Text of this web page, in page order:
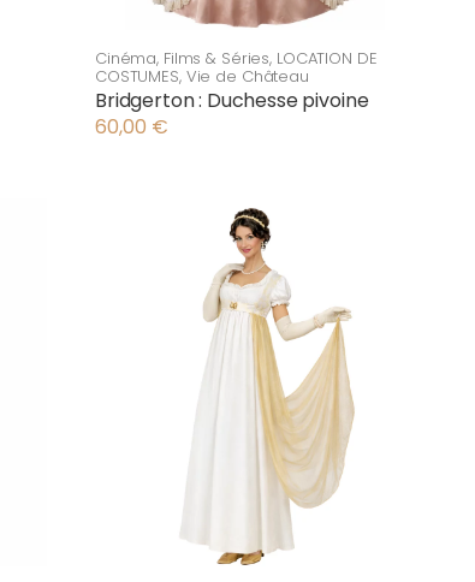
Cinéma, Films & Séries, LOCATION DE
COSTUMES, Vie de Château
Bridgerton : Duchesse pivoine
60,00 €